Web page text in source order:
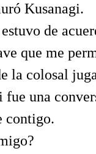
Kusanagi.
de
que me
la colosal
fue una
contigo.